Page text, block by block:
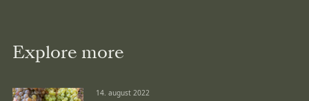
Explore more
14. august 2022